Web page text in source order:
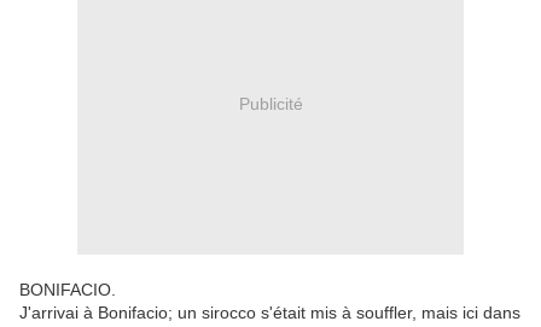
Publicité
BONIFACIO.
J'arrivai à Bonifacio; un sirocco s'était mis à souffler, mais ici dans